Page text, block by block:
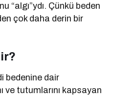
“algı”ydı. Çünkü beden
çok daha derin bir
bedenine dair
ve tutumlarını kapsayan